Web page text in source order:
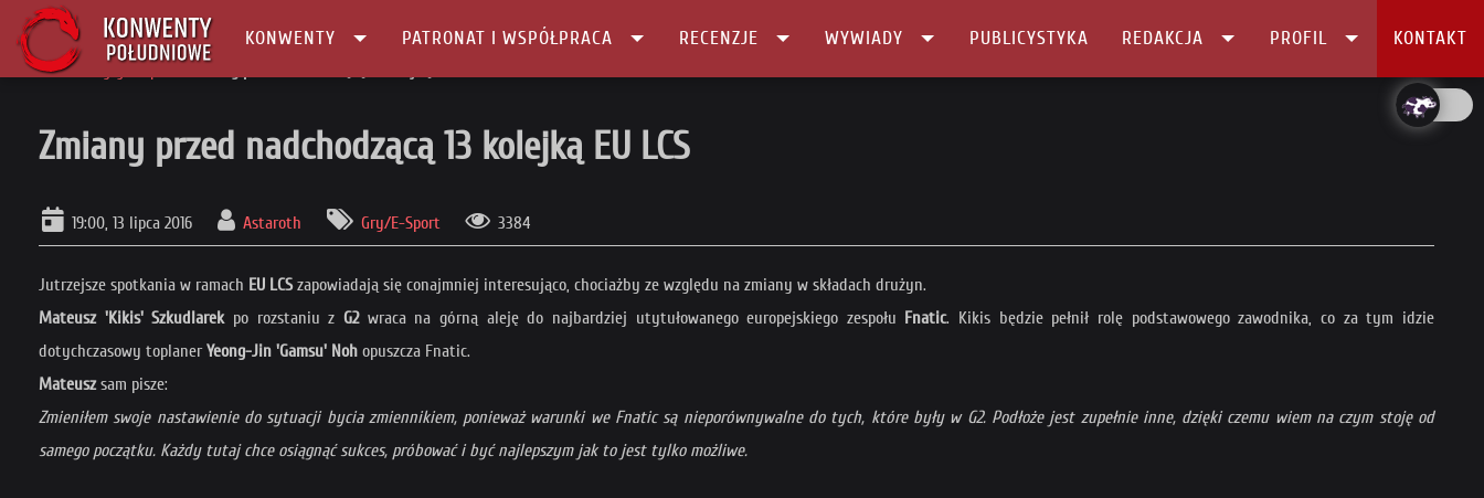
KONWENTY PATRONAT I WSPÓŁPRACA RECENZJE WYWIADY PUBLICYSTYKA REDAKCJA PROFIL KONTAKT
Główna
Zmiany przed nadchodzącą 13 kolejką EU LCS
19:00, 13 lipca 2016 Astaroth Gry/E-Sport 3384
Jutrzejsze spotkania w ramach EU LCSzapowiadają się conajmniej interesująco, chociażby ze względu na zmiany w składach drużyn.
Mateusz 'Kikis' Szkudlarekpo rozstaniu z G2wraca na górną aleję do najbardziej utytułowanego europejskiego zespołu Fnatic. Kikis będzie pełnił rolę podstawowego zawodnika, co za tym idzie
dotychczasowy toplanerYeong-Jin 'Gamsu' Noh opuszcza Fnatic.
Mateuszsam pisze:
Zmieniłem swoje nastawienie do sytuacji bycia zmiennikiem, ponieważ warunki we Fnatic są nieporównywalne do tych, które były w G2. Podłoże jest zupełnie inne, dzięki czemu wiem na czym stoję od
samego początku. Każdy tutaj chce osiągnąć sukces, próbować i być najlepszym jak to jest tylko możliwe.